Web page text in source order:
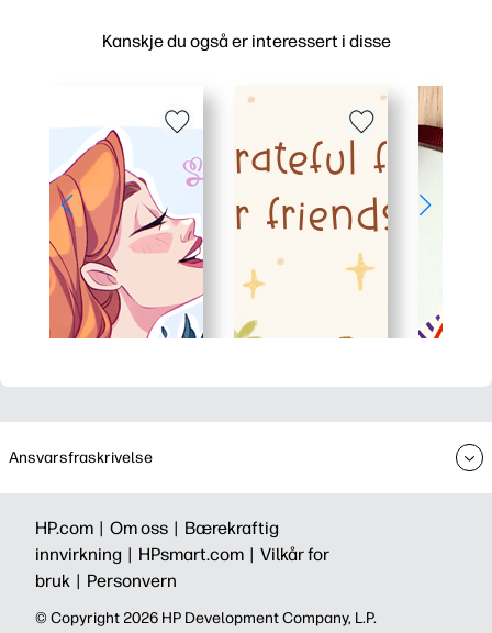
Kanskje du også er interessert i disse
Ansvarsfraskrivelse
HP.com | Om oss | Bærekraftig
innvirkning | HPsmart.com | Vilkår for
bruk | Personvern
© Copyright 2026 HP Development Company, L.P.